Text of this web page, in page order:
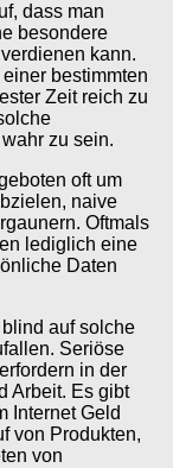
dass man
besondere
kann.
bestimmten
Zeit reich zu
zu sein.
oft um
naive
Oftmals
lediglich eine
Daten
auf solche
Seriöse
in der
Arbeit. Es gibt
Internet Geld
von Produkten,
von